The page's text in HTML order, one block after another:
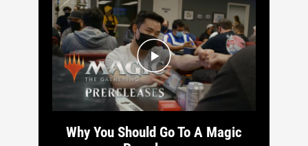
Why You Should Go To A Magic